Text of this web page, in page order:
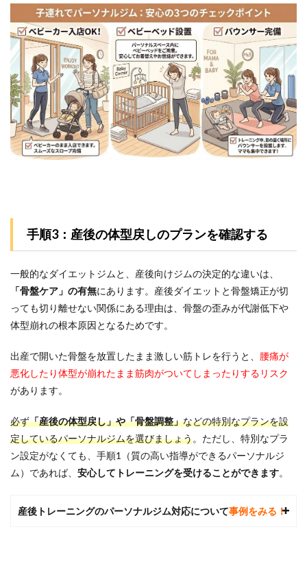
手順3：産後の体型戻しのプランを確認する
一般的なダイエットジムと、産後向けジムの決定的な違いは、
「骨盤ケア」の有無にあります。産後ダイエットと骨盤矯正が切
っても切り離せない関係にある理由は、骨盤の歪みが代謝低下や
体型崩れの根本原因となるためです。
出産で開いた骨盤を放置したまま激しい筋トレを行うと、 腰痛が
悪化したり体型が崩れたまま筋肉がついてしまったりするリスク
があります。
必ず「産後の体型戻し」や「骨盤調整」などの特別なプランを設
定しているパーソナルジムを選びましょう。ただし、特別なプラ
ン設定がなくても、手順1（質の高い指導ができるパーソナルジ
ム）であれば、 安心してトレーニングを受けることができます。
産後トレーニングのパーソナルジム対応について事例をみる！